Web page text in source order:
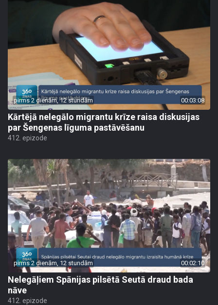
pirms 2 dienām, 12 stundām 00:03:08
Kārtējā nelegālo migrantu krīze raisa diskusijas
par Šengenas līguma pastāvēšanu
412. epizode
pirms 2 dienām, 12 stundām 00:02:10
Nelegāļiem Spānijas pilsētā Seutā draud bada
nāve
412. epizode